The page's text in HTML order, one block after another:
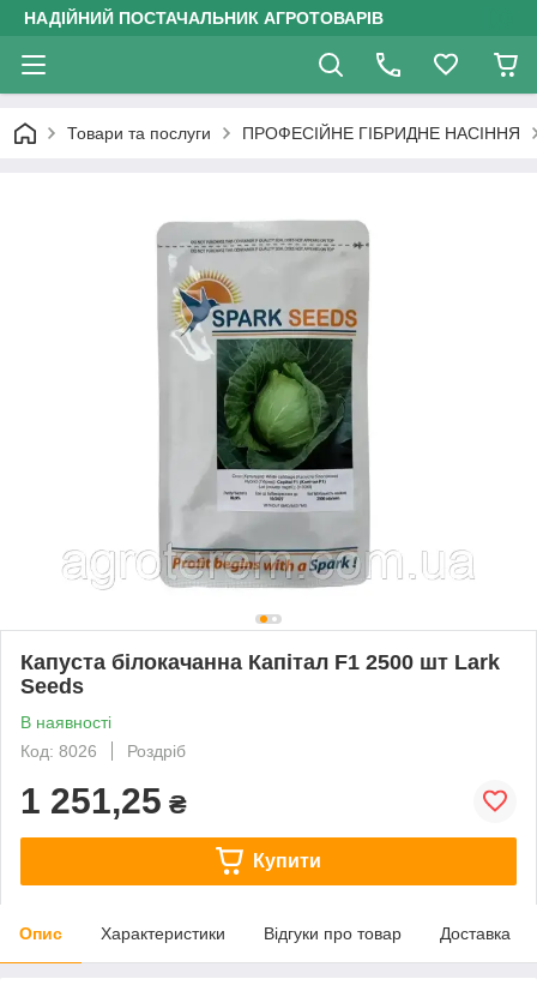
НАДІЙНИЙ ПОСТАЧАЛЬНИК АГРОТОВАРІВ
Товари та послуги ПРОФЕСІЙНЕ ГІБРИДНЕ НАСІННЯ
Капуста білокачанна Капітал F1 2500 шт Lark
Seeds
В наявності
Код: 8026
Роздріб
1 251,25 ₴
Купити
Опис Характеристики Відгуки про товар Доставка